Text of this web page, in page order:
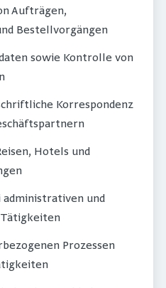
Aufträgen,
Bestellvorgängen
sowie Kontrolle von
Korrespondenz
Hotels und
und
Prozessen